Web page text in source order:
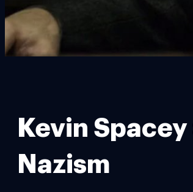
Kevin Spacey
Nazism